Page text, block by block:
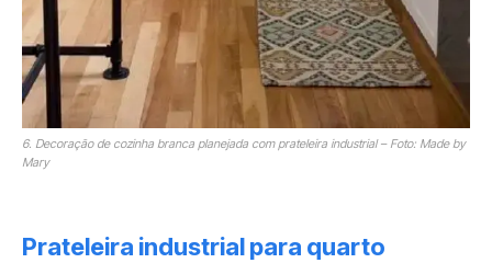
6. Decoração de cozinha branca planejada com prateleira industrial – Foto: Made by
Mary
Prateleira industrial para quarto